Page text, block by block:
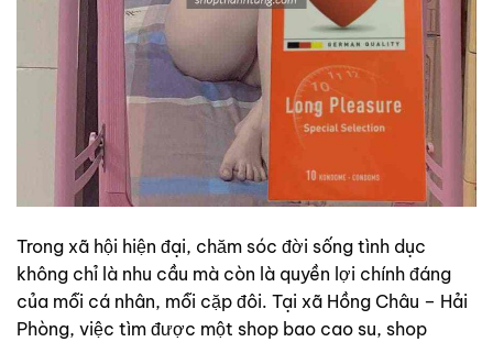
Trong xã hội hiện đại, chăm sóc đời sống tình dục
không chỉ là nhu cầu mà còn là quyền lợi chính đáng
của mỗi cá nhân, mỗi cặp đôi. Tại xã Hồng Châu – Hải
Phòng, việc tìm được một shop bao cao su, shop